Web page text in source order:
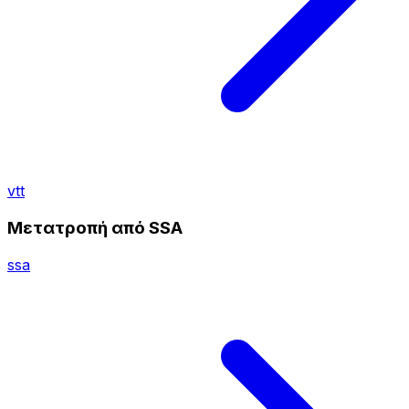
vtt
Μετατροπή από SSA
ssa